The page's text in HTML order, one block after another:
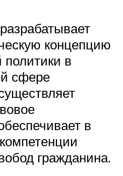
концепцию
политики в
сфере
в
гражданина.